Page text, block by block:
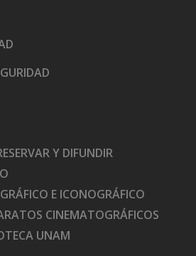
Y DIFUNDIR
E ICONOGRÁFICO
CINEMATOGRÁFICOS
UNAM